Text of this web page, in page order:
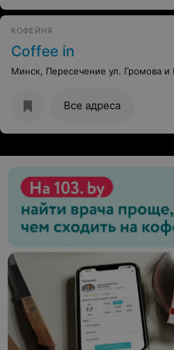
КОФЕЙНЯ
Coffee in
Минск, Пересечение ул. Громова
Все адреса